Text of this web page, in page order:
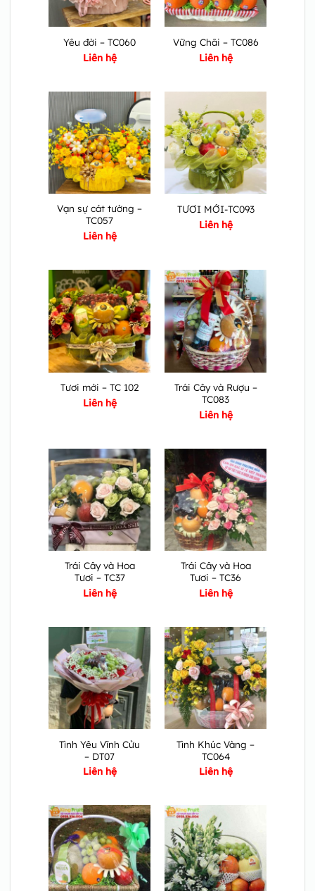
Yêu đời – TC060
Liên hệ
Vững Chãi – TC086
Liên hệ
Vạn sự cát tường –
TC057
Liên hệ
TƯƠI MỚI-TC093
Liên hệ
Tươi mới – TC 102
Liên hệ
Trái Cây và Rượu –
TC083
Liên hệ
Trái Cây và Hoa
Tươi – TC37
Liên hệ
Trái Cây và Hoa
Tươi – TC36
Liên hệ
Tình Yêu Vĩnh Cửu
– DT07
Liên hệ
Tình Khúc Vàng –
TC064
Liên hệ